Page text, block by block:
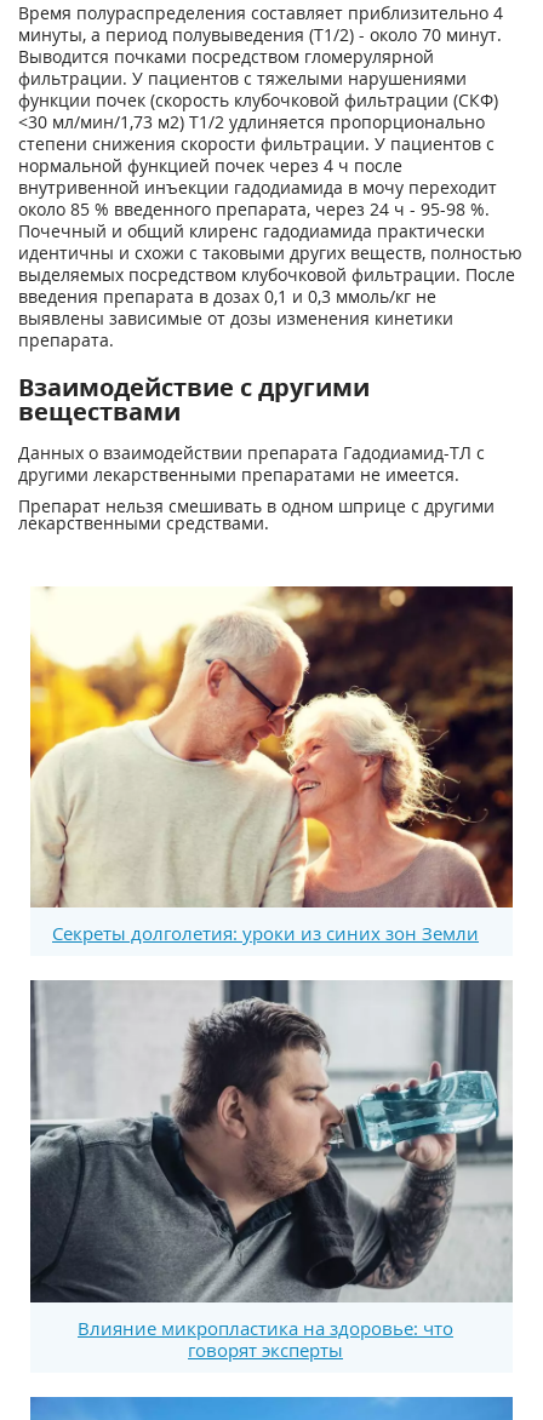
Время полураспределения составляет приблизительно 4
минуты, а период полувыведения (Т1/2) - около 70 минут.
Выводится почками посредством гломерулярной
фильтрации. У пациентов с тяжелыми нарушениями
функции почек (скорость клубочковой фильтрации (СКФ)
<30 мл/мин/1,73 м2) Т1/2 удлиняется пропорционально
степени снижения скорости фильтрации. У пациентов с
нормальной функцией почек через 4 ч после
внутривенной инъекции гадодиамида в мочу переходит
около 85 % введенного препарата, через 24 ч - 95-98 %.
Почечный и общий клиренс гадодиамида практически
идентичны и схожи с таковыми других веществ, полностью
выделяемых посредством клубочковой фильтрации. После
введения препарата в дозах 0,1 и 0,3 ммоль/кг не
выявлены зависимые от дозы изменения кинетики
препарата.
Взаимодействие с другими
веществами
Данных о взаимодействии препарата Гадодиамид-ТЛ с
другими лекарственными препаратами не имеется.
Препарат нельзя смешивать в одном шприце с другими
лекарственными средствами.
Секреты долголетия: уроки из синих зон Земли
Влияние микропластика на здоровье: что
говорят эксперты